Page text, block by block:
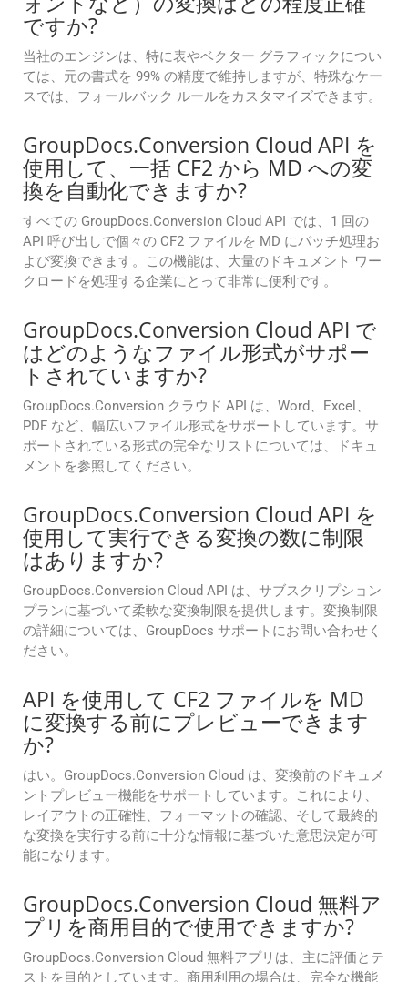
ですか?
当社のエンジンは、特に表やベクター グラフィックについ
ては、元の書式を 99% の精度で維持しますが、特殊なケー
スでは、フォールバック ルールをカスタマイズできます。
GroupDocs.Conversion Cloud API を
使用して、一括 CF2 から MD への変
換を自動化できますか?
すべての GroupDocs.Conversion Cloud API では、1 回の
API 呼び出しで個々の CF2 ファイルを MD にバッチ処理お
よび変換できます。この機能は、大量のドキュメント ワー
クロードを処理する企業にとって非常に便利です。
GroupDocs.Conversion Cloud API で
はどのようなファイル形式がサポー
トされていますか?
GroupDocs.Conversion クラウド API は、Word、Excel、
PDF など、幅広いファイル形式をサポートしています。サ
ポートされている形式の完全なリストについては、ドキュ
メントを参照してください。
GroupDocs.Conversion Cloud API を
使用して実行できる変換の数に制限
はありますか?
GroupDocs.Conversion Cloud API は、サブスクリプション
プランに基づいて柔軟な変換制限を提供します。変換制限
の詳細については、GroupDocs サポートにお問い合わせく
ださい。
API を使用して CF2 ファイルを MD
に変換する前にプレビューできます
か?
はい。GroupDocs.Conversion Cloud は、変換前のドキュメ
ントプレビュー機能をサポートしています。これにより、
レイアウトの正確性、フォーマットの確認、そして最終的
な変換を実行する前に十分な情報に基づいた意思決定が可
能になります。
GroupDocs.Conversion Cloud 無料ア
プリを商用目的で使用できますか?
GroupDocs.Conversion Cloud 無料アプリは、主に評価とテ
ストを目的としています。商用利用の場合は、完全な機能